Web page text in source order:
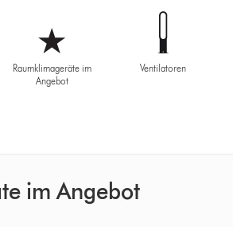
Raumklimageräte im
Angebot
Ventilatoren
im Angebot